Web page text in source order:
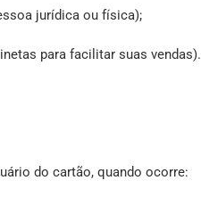
jurídica ou física);
para facilitar suas vendas).
do cartão, quando ocorre: